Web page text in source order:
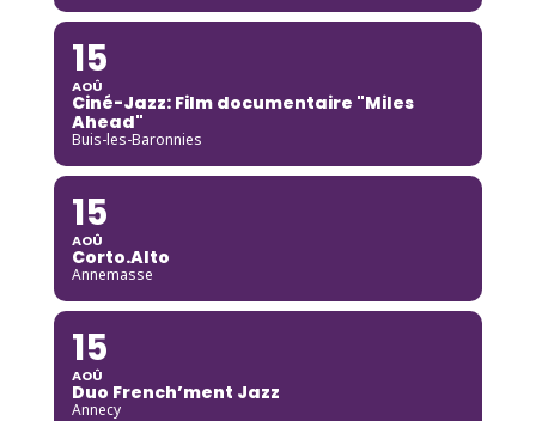
15
AOÛ
Ciné-Jazz: Film documentaire "Miles
Ahead"
Buis-les-Baronnies
15
AOÛ
Corto.Alto
Annemasse
15
AOÛ
Duo French’ment Jazz
Annecy